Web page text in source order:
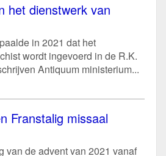
het dienstwerk van
in 2021 dat het
wordt ingevoerd in de R.K.
Antiquum ministerium...
Franstalig missaal
van de advent van 2021 vanaf